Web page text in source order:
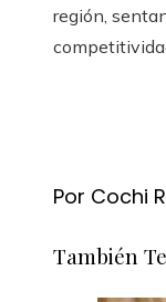
región,
Por Cochi
También